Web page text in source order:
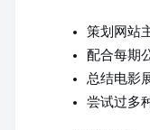
策划网站
配合每期
总结电影
尝试过多